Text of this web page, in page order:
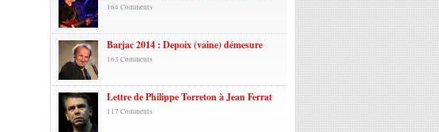
164 Comments
Barjac 2014 : Depoix (vaine) démesure
163 Comments
Lettre de Philippe Torreton à Jean Ferrat
117 Comments